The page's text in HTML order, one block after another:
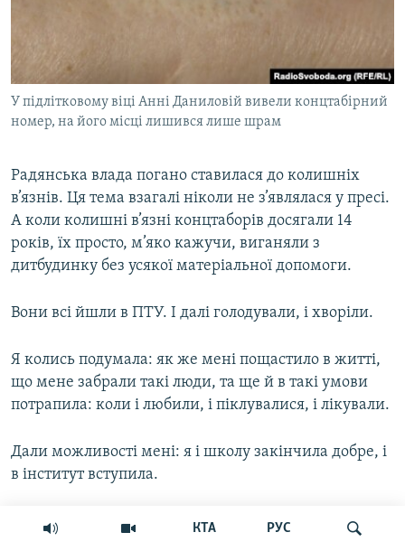
КТА РУС
У підлітковому віці Анні Даниловій вивели концтабірний
номер, на його місці лишився лише шрам
Радянська влада погано ставилася до колишніх
в’язнів. Ця тема взагалі ніколи не з’являлася у пресі.
А коли колишні в’язні концтаборів досягали 14
років, їх просто, м’яко кажучи, виганяли з
дитбудинку без усякої матеріальної допомоги.
Вони всі йшли в ПТУ. І далі голодували, і хворіли.
Я колись подумала: як же мені пощастило в житті,
що мене забрали такі люди, та ще й в такі умови
потрапила: коли і любили, і піклувалися, і лікували.
Дали можливості мені: я і школу закінчила добре, і
в інститут вступила.
Але щасливою я себе не вважаю. Щастя було лише